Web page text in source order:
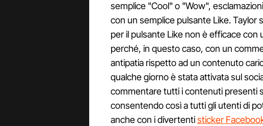
semplice "Cool" o "Wow",
con un semplice pulsante Like.
per il pulsante Like non è efficace
perché, in questo caso, con un
antipatia rispetto ad un contenuto
qualche giorno è stata attivata sul
commentare tutti i contenuti presenti
consentendo così a tutti gli utenti di
anche con i divertentisticker